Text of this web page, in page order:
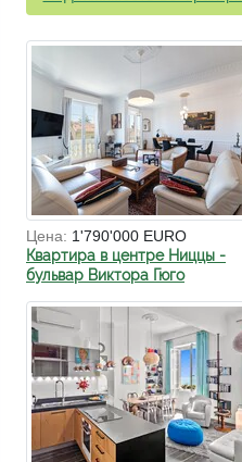
Цена: 1'790'000 EURO
Квартира в центре Ниццы -
бульвар Виктора Гюго